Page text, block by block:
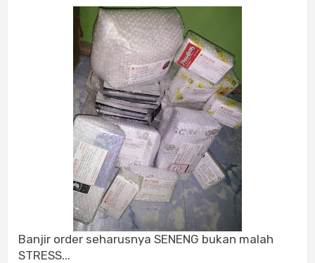
Banjir order seharusnya SENENG bukan malah
STRESS...